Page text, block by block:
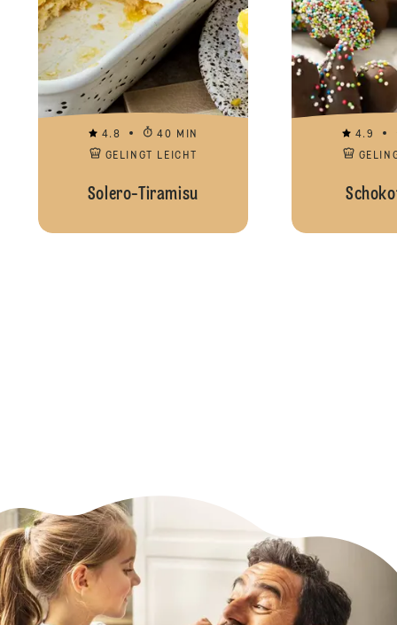
4.8
40 MIN
GELINGT LEICHT
Solero-Tiramisu
4.9